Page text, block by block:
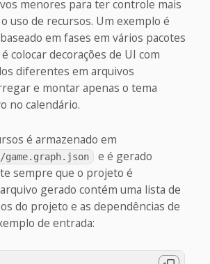
menores para ter controle mais
uso de recursos. Um exemplo é
em fases em vários pacotes
colocar decorações de UI com
diferentes em arquivos
e montar apenas o tema
no calendário.
é armazenado em
e é gerado
sempre que o projeto é
gerado contém uma lista de
do projeto e as dependências de
de entrada: